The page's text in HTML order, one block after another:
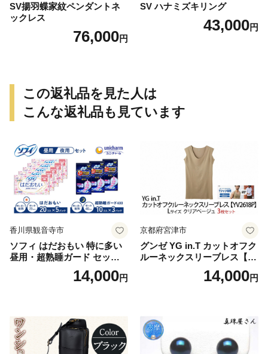
SV揚羽蝶家紋ペンダントネ
ックレス
76,000円
SV ハナミズキリング
43,000円
この返礼品を見た人は
こんな返礼品も見ています
香川県観音寺市
ソフィ はだおもい 特に多い
昼用・超熟睡ガード セット
羽付き ナプキン 生理用品 サ
ニタリー ユニ・チャーム
14,000円
京都府宮津市
グンゼ YG in.T カットオフク
ルーネックスリーブレス【Y
V2618P】Lサイズ クリアベ
ージュ3枚セット [№5716-04
14,000円